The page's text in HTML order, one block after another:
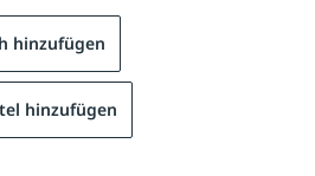
hinzufügen
hinzufügen